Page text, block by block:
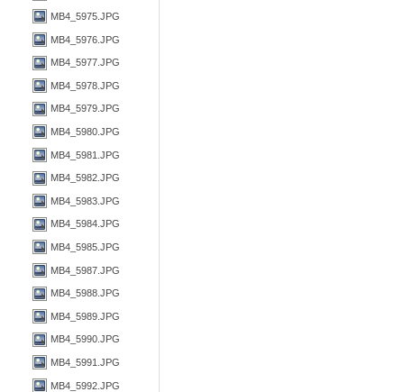
MB4_5975.JPG
MB4_5976.JPG
MB4_5977.JPG
MB4_5978.JPG
MB4_5979.JPG
MB4_5980.JPG
MB4_5981.JPG
MB4_5982.JPG
MB4_5983.JPG
MB4_5984.JPG
MB4_5985.JPG
MB4_5987.JPG
MB4_5988.JPG
MB4_5989.JPG
MB4_5990.JPG
MB4_5991.JPG
MB4_5992.JPG